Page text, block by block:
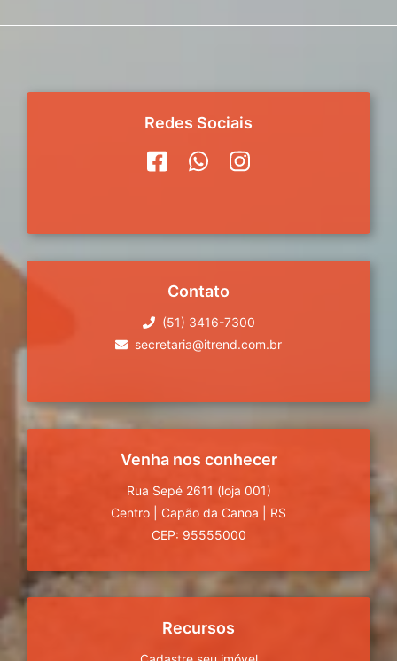
Redes Sociais
Contato
(51) 3416-7300
secretaria@itrend.com.br
Venha nos conhecer
Rua Sepé 2611 (loja 001)
Centro
Capão da Canoa
RS
CEP: 95555000
Recursos